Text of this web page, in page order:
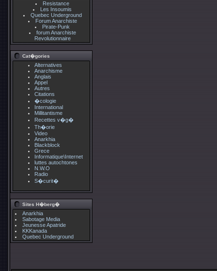
Resistance
Les Insoumis
Quebec Underground
Forum Anarchiste
Pirate-Punk
forum Anarchiste
Revolutionnaire
Cat�gories
Alternatives
Anarchisme
Anglais
Appel
Autres
Citations
�cologie
International
Millitantisme
Recettes v�g�
Th�orie
Video
Anarkhia
Blackblock
Grece
Informatique\Internet
luttes autochtones
N.W.O
Radio
S�curit�
Sites H�berg�
Anarkhia
Sabotage Media
Jeunesse Apatride
KKKanada
Quebec Underground